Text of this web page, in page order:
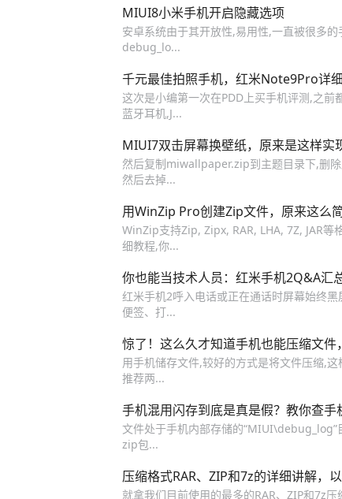
MIUI8小米手机开启隐藏选项
安卓系统由于其开放性,易用性,一直被很多
debug_lo...
千元最佳拍照手机，红米Note9Pro详
这次是小编第一次在PDD上买手机评测,之
蓝牙耳机,J...
MIUI7双击屏幕换壁纸，原来是这样实
然后复制miwallpaper.zip到主题目录下,删
然后去掉...
用WinZip Pro创建Zip文件，原来这么
WinZip支持Zip, Zipx, RAR, LHA, 7Z, JAR
细教程,你...
你也能当技术人员：红米手机2Q&A汇
红米手机2呼入电话或正在通话时屏幕始终
便签、打...
惊了！这么久才知道手机也能压缩文件
用手机储存文件,较好的方式是将文件压缩,
推荐两...
手机混用闪存到底是真是假？教你查手
文件处于手机内部存储的
zip包...
压缩格式RAR、ZIP和7z的详细讲解，
就拿我们目前使用的最多的RAR、ZIP和7z